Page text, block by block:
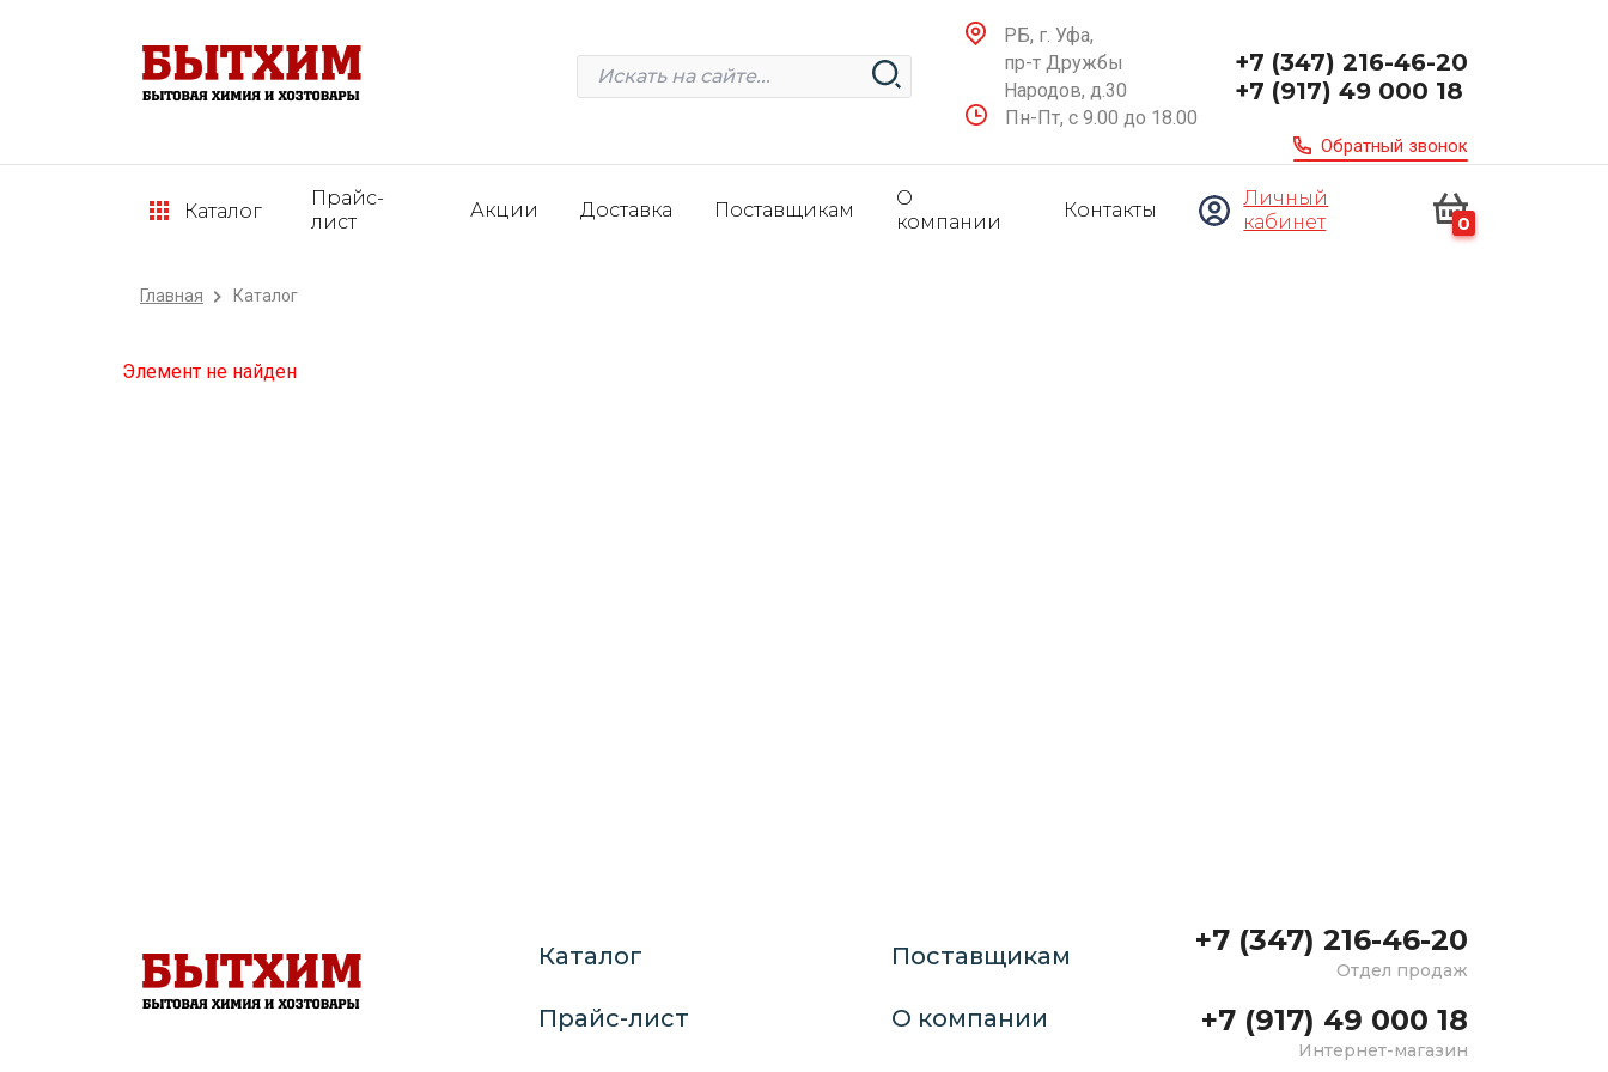
РБ, г. Уфа,
пр-т Дружбы
Народов, д.30
Пн-Пт, с 9.00 до 18.00
+7 (347) 216-46-20
+7 (917) 49 000 18
Обратный звонок
Каталог
Прайс-
лист
Акции Доставка Поставщикам
О
компании
Контакты
Личный
кабинет
0
Главная Каталог
Элемент не найден
Каталог
Прайс-лист
Поставщикам
О компании
+7 (347) 216-46-20
Отдел продаж
+7 (917) 49 000 18
Интернет-магазин